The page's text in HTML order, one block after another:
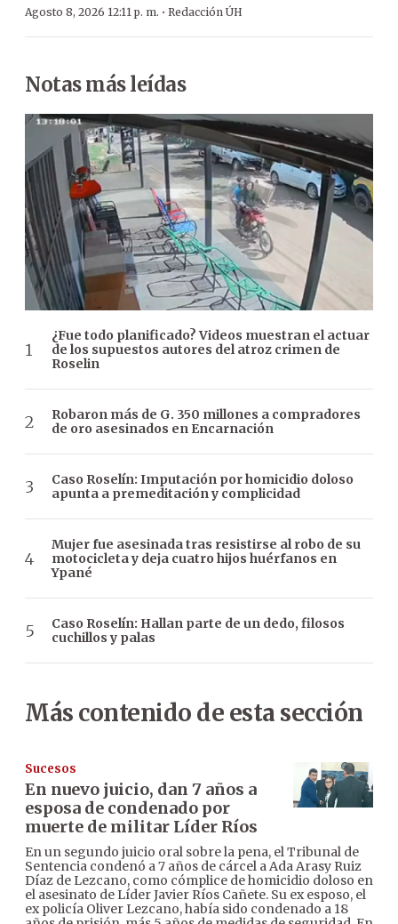
Agosto 8, 2026 12:11 p. m. · Redacción ÚH
Notas más leídas
¿Fue todo planificado? Videos muestran el actuar
de los supuestos autores del atroz crimen de
Roselin
Robaron más de G. 350 millones a compradores
de oro asesinados en Encarnación
Caso Roselín: Imputación por homicidio doloso
apunta a premeditación y complicidad
Mujer fue asesinada tras resistirse al robo de su
motocicleta y deja cuatro hijos huérfanos en
Ypané
Caso Roselín: Hallan parte de un dedo, filosos
cuchillos y palas
Más contenido de esta sección
Sucesos
En nuevo juicio, dan 7 años a
esposa de condenado por
muerte de militar Líder Ríos
En un segundo juicio oral sobre la pena, el Tribunal de
Sentencia condenó a 7 años de cárcel a Ada Arasy Ruiz
Díaz de Lezcano, como cómplice de homicidio doloso en
el asesinato de Líder Javier Ríos Cañete. Su ex esposo, el
ex policía Oliver Lezcano, había sido condenado a 18